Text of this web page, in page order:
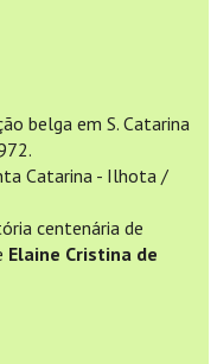
belga em S. Catarina
Catarina - Ilhota /
centenária de
Elaine Cristina de